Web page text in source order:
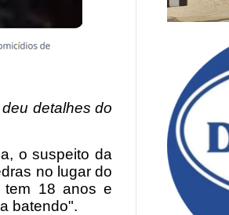
detalhes do
o suspeito da
no lugar do
tem 18 anos e
batendo".